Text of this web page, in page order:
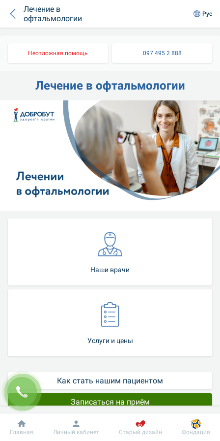
Лечение в
офтальмологии
Рус
Неотложная помощь 097 495 2 888
Лечение в офтальмологии
Наши врачи
Услуги и цены
Как стать нашим пациентом
Записаться на приём
В амбулаторном хирургическом отделении медицинской сети
Добробут Информация Пациенту
Главная Личный кабинет Старый дизайн Фондация